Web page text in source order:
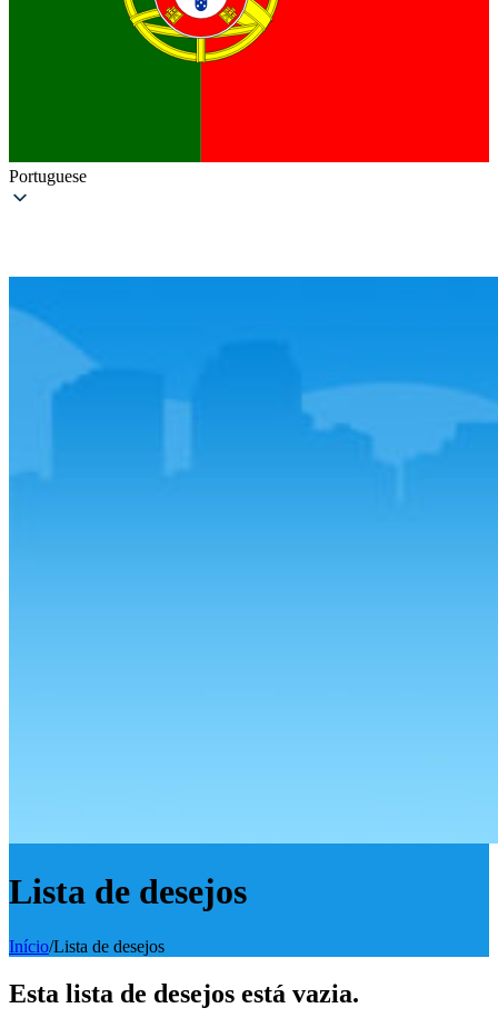
Portuguese
Lista de desejos
Início/Lista de desejos
Esta lista de desejos está vazia.